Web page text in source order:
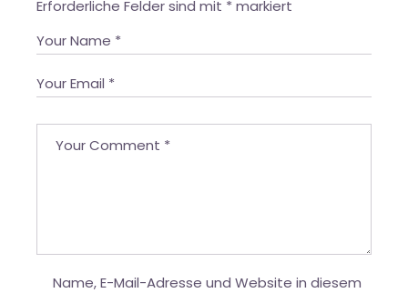
Erforderliche Felder sind mit * markiert
Name, E-Mail-Adresse und Website in diesem